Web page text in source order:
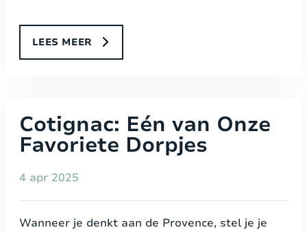
LEES MEER
Cotignac: Eén van Onze
Favoriete Dorpjes
4 apr 2025
Wanneer je denkt aan de Provence, stel je je